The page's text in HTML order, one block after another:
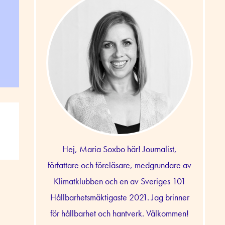
Hej, Maria Soxbo här! Journalist,
författare och föreläsare, medgrundare av
Klimatklubben och en av Sveriges 101
Hållbarhetsmäktigaste 2021. Jag brinner
för hållbarhet och hantverk. Välkommen!